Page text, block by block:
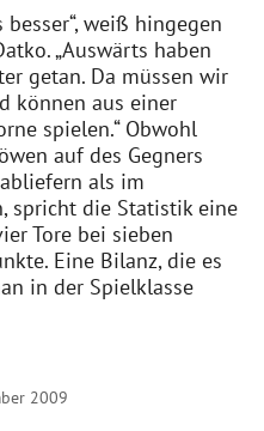
weiß hingegen
„Auswärts haben
getan. Da müssen wir
können aus einer
spielen.“ Obwohl
auf des Gegners
als im
spricht die Statistik eine
Tore bei sieben
Eine Bilanz, die es
in der Spielklasse
2009